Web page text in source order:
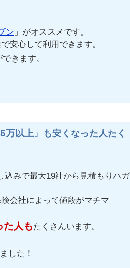
ン 」がオススメです。
安心して利用できます。
きます。
万以上」も安くなった人たく
込みで最大19社から見積もりハガ
会社によって値段がマチマ
た人もたくさんいます。
した！